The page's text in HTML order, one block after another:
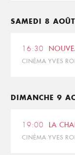
SAMEDI 8
16:30
CINÉMA YVES
DIMANCHE 9
19:00 LA
CINÉMA YVES